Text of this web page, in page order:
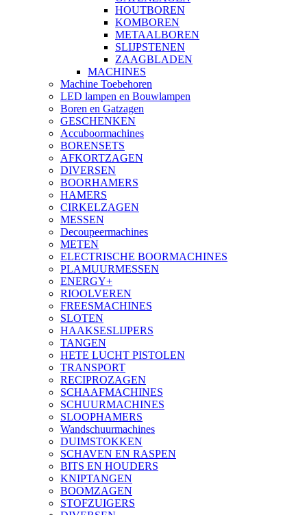
HOUTBOREN
KOMBOREN
METAALBOREN
SLIJPSTENEN
ZAAGBLADEN
MACHINES
Machine Toebehoren
LED lampen en Bouwlampen
Boren en Gatzagen
GESCHENKEN
Accuboormachines
BORENSETS
AFKORTZAGEN
DIVERSEN
BOORHAMERS
HAMERS
CIRKELZAGEN
MESSEN
Decoupeermachines
METEN
ELECTRISCHE BOORMACHINES
PLAMUURMESSEN
ENERGY+
RIOOLVEREN
FREESMACHINES
SLOTEN
HAAKSESLIJPERS
TANGEN
HETE LUCHT PISTOLEN
TRANSPORT
RECIPROZAGEN
SCHAAFMACHINES
SCHUURMACHINES
SLOOPHAMERS
Wandschuurmachines
DUIMSTOKKEN
SCHAVEN EN RASPEN
BITS EN HOUDERS
KNIPTANGEN
BOOMZAGEN
STOFZUIGERS